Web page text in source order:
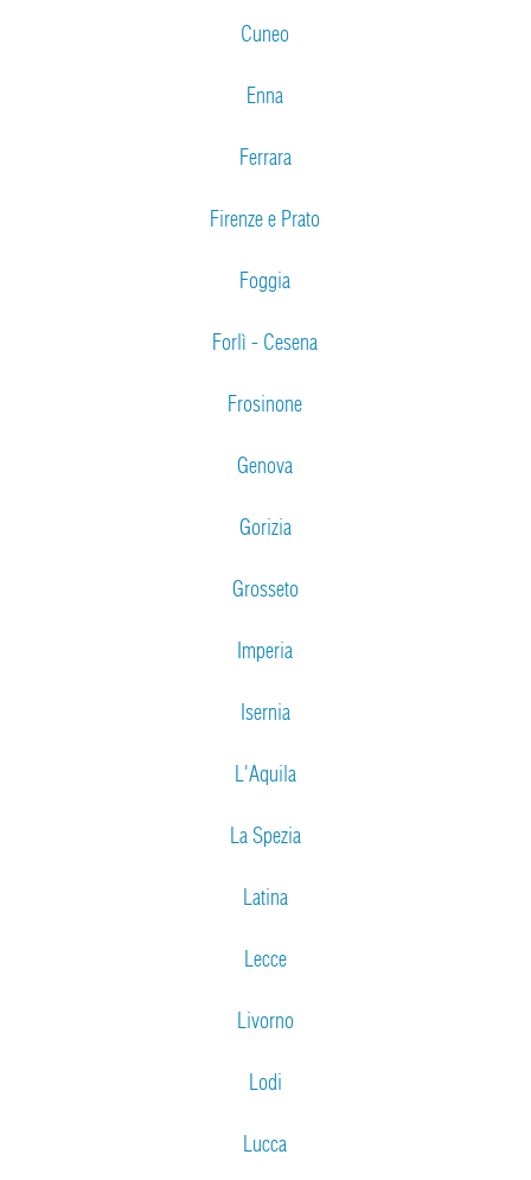
Cuneo
Enna
Ferrara
Firenze e Prato
Foggia
Forlì - Cesena
Frosinone
Genova
Gorizia
Grosseto
Imperia
Isernia
L'Aquila
La Spezia
Latina
Lecce
Livorno
Lodi
Lucca